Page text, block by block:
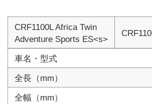
CRF1100L Africa Twin
Adventure Sports ES<s>
車名・型式
全長（mm）
全幅（mm）